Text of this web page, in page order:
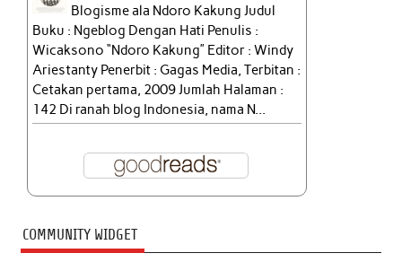
Blogisme ala Ndoro Kakung Judul
Buku : Ngeblog Dengan Hati Penulis :
Wicaksono “Ndoro Kakung” Editor : Windy
Ariestanty Penerbit : Gagas Media, Terbitan :
Cetakan pertama, 2009 Jumlah Halaman :
142 Di ranah blog Indonesia, nama N...
COMMUNITY WIDGET